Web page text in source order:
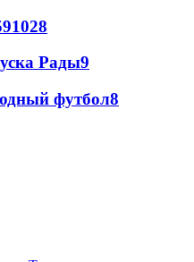
1028
Рады9
футбол8